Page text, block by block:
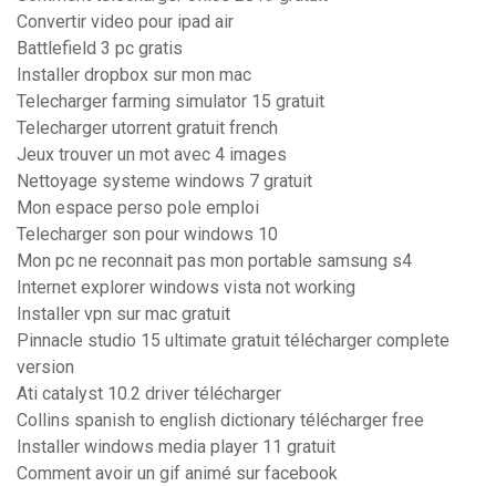
Convertir video pour ipad air
Battlefield 3 pc gratis
Installer dropbox sur mon mac
Telecharger farming simulator 15 gratuit
Telecharger utorrent gratuit french
Jeux trouver un mot avec 4 images
Nettoyage systeme windows 7 gratuit
Mon espace perso pole emploi
Telecharger son pour windows 10
Mon pc ne reconnait pas mon portable samsung s4
Internet explorer windows vista not working
Installer vpn sur mac gratuit
Pinnacle studio 15 ultimate gratuit télécharger complete
version
Ati catalyst 10.2 driver télécharger
Collins spanish to english dictionary télécharger free
Installer windows media player 11 gratuit
Comment avoir un gif animé sur facebook